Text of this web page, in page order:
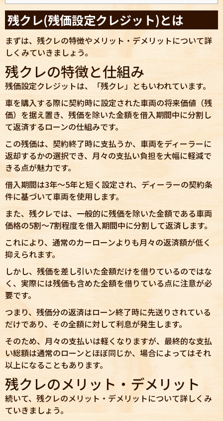
残クレ(残価設定クレジット)とは
まずは、残クレの特徴やメリット・デメリットについて詳
しくみていきましょう。
残クレの特徴と仕組み
残価設定クレジットは、「残クレ」ともいわれています。
車を購入する際に契約時に設定された車両の将来価値（残
価）を据え置き、残価を除いた金額を借入期間中に分割し
て返済するローンの仕組みです。
この残価は、契約終了時に支払うか、車両をディーラーに
返却するかの選択でき、月々の支払い負担を大幅に軽減で
きる点が魅力です。
借入期間は3年〜5年と短く設定され、ディーラーの契約条
件に基づいて車両を使用します。
また、残クレでは、一般的に残価を除いた金額である車両
価格の5割〜7割程度を借入期間中に分割して返済します。
これにより、通常のカーローンよりも月々の返済額が低く
抑えられます。
しかし、残価を差し引いた金額だけを借りているのではな
く、実際には残価も含めた全額を借りている点に注意が必
要です。
つまり、残価分の返済はローン終了時に先送りされている
だけであり、その全額に対して利息が発生します。
そのため、月々の支払いは軽くなりますが、最終的な支払
い総額は通常のローンとほぼ同じか、場合によってはそれ
以上になることもあります。
残クレのメリット・デメリット
続いて、残クレのメリット・デメリットについて詳しくみ
ていきましょう。